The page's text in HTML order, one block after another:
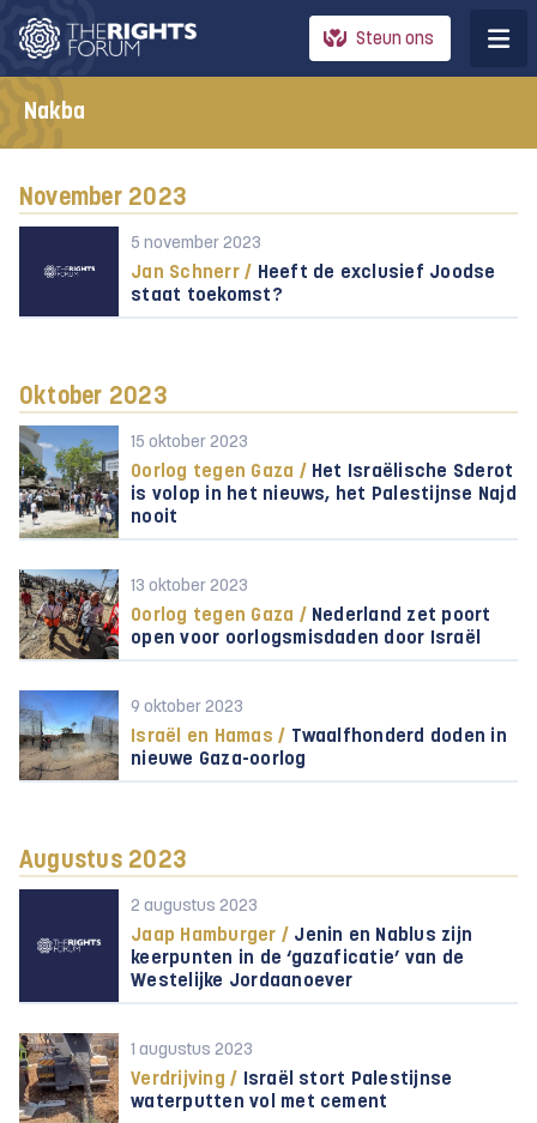
Steun ons
Nakba
November 2023
5 november 2023
Jan Schnerr / Heeft de exclusief Joodse
staat toekomst?
Oktober 2023
15 oktober 2023
Oorlog tegen Gaza / Het Israëlische Sderot
is volop in het nieuws, het Palestijnse Najd
nooit
13 oktober 2023
Oorlog tegen Gaza / Nederland zet poort
open voor oorlogsmisdaden door Israël
9 oktober 2023
Israël en Hamas / Twaalfhonderd doden in
nieuwe Gaza-oorlog
Augustus 2023
2 augustus 2023
Jaap Hamburger / Jenin en Nablus zijn
keerpunten in de ‘gazaficatie’ van de
Westelijke Jordaanoever
1 augustus 2023
Verdrijving / Israël stort Palestijnse
waterputten vol met cement